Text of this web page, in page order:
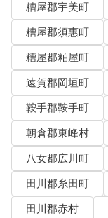
糟屋郡宇美町
糟屋郡須惠町
糟屋郡粕屋町
遠賀郡岡垣町
鞍手郡鞍手町
朝倉郡東峰村
八女郡広川町
田川郡糸田町
田川郡赤村